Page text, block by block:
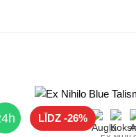
LĪDZ -26%